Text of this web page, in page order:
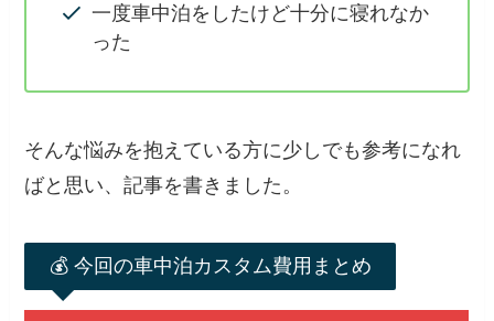
一度車中泊をしたけど十分に寝れなか
った
そんな悩みを抱えている方に少しでも参考になれ
ばと思い、記事を書きました。
💰 今回の車中泊カスタム費用まとめ